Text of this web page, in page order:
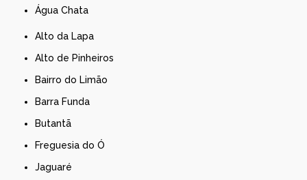
Água Chata
Alto da Lapa
Alto de Pinheiros
Bairro do Limão
Barra Funda
Butantã
Freguesia do Ó
Jaguaré